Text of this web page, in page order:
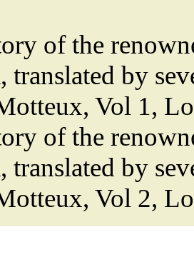
of the
translated by
Vol 1,
of the
translated by
Vol 2,